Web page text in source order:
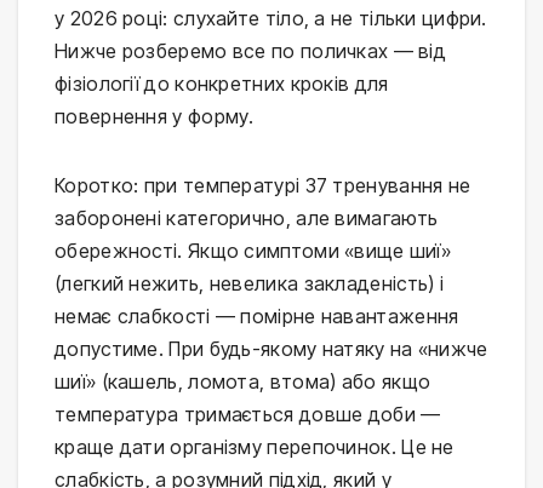
у 2026 році: слухайте тіло, а не тільки цифри.
Нижче розберемо все по поличках — від
фізіології до конкретних кроків для
повернення у форму.
Коротко: при температурі 37 тренування не
заборонені категорично, але вимагають
обережності. Якщо симптоми «вище шиї»
(легкий нежить, невелика закладеність) і
немає слабкості — помірне навантаження
допустиме. При будь-якому натяку на «нижче
шиї» (кашель, ломота, втома) або якщо
температура тримається довше доби —
краще дати організму перепочинок. Це не
слабкість, а розумний підхід, який у